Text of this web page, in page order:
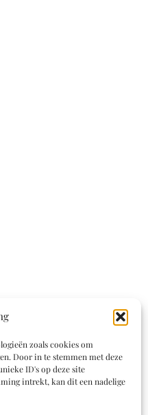
zoals cookies om
Door in te stemmen met deze
ID's op deze site
intrekt, kan dit een nadelige